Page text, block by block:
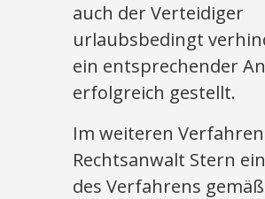
auch der Verteidiger
urlaubsbedingt
ein entsprechender
erfolgreich gestellt.
Im weiteren
Rechtsanwalt Stern
des Verfahrens gemäß